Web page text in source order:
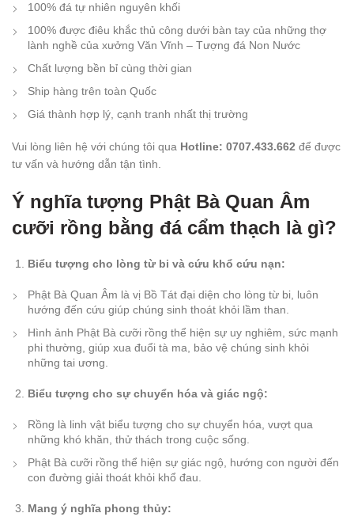
100% đá tự nhiên nguyên khối
100% được điêu khắc thủ công dưới bàn tay của những thợ
lành nghề của xưởng Văn Vĩnh – Tượng đá Non Nước
Chất lượng bền bỉ cùng thời gian
Ship hàng trên toàn Quốc
Giá thành hợp lý, cạnh tranh nhất thị trường
Vui lòng liên hệ với chúng tôi qua Hotline: 0707.433.662 để được
tư vấn và hướng dẫn tận tình.
Ý nghĩa tượng Phật Bà Quan Âm
cưỡi rồng bằng đá cẩm thạch là gì?
Biểu tượng cho lòng từ bi và cứu khổ cứu nạn:
Phật Bà Quan Âm là vị Bồ Tát đại diện cho lòng từ bi, luôn
hướng đến cứu giúp chúng sinh thoát khỏi lầm than.
Hình ảnh Phật Bà cưỡi rồng thể hiện sự uy nghiêm, sức mạnh
phi thường, giúp xua đuổi tà ma, bảo vệ chúng sinh khỏi
những tai ương.
Biểu tượng cho sự chuyển hóa và giác ngộ:
Rồng là linh vật biểu tượng cho sự chuyển hóa, vượt qua
những khó khăn, thử thách trong cuộc sống.
Phật Bà cưỡi rồng thể hiện sự giác ngộ, hướng con người đến
con đường giải thoát khỏi khổ đau.
Mang ý nghĩa phong thủy: